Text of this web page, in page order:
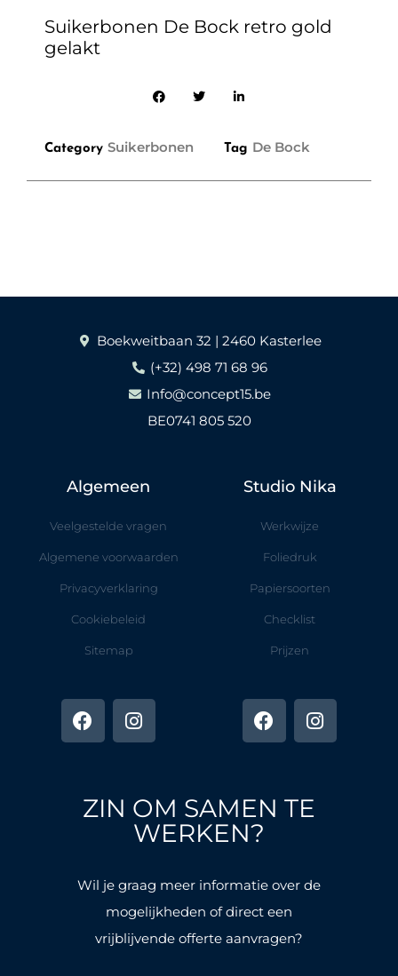
Suikerbonen De Bock retro gold
gelakt
Category Suikerbonen Tag De Bock
Boekweitbaan 32 | 2460 Kasterlee
(+32) 498 71 68 96
Info@concept15.be
BE0741 805 520
Algemeen
Veelgestelde vragen
Algemene voorwaarden
Privacyverklaring
Cookiebeleid
Sitemap
a
c
e
o
n
s
t
r
a
m
Studio Nika
Werkwijze
Foliedruk
Papiersoorten
Checklist
Prijzen
a
c
e
o
k
n
s
t
ZIN OM SAMEN TE
WERKEN?
Wil je graag meer informatie over de
mogelijkheden of direct een
vrijblijvende offerte aanvragen?